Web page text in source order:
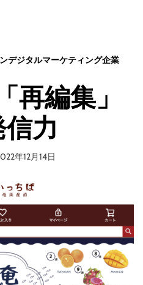
デジタルマーケティング企業
再編集」
力
年12月14日